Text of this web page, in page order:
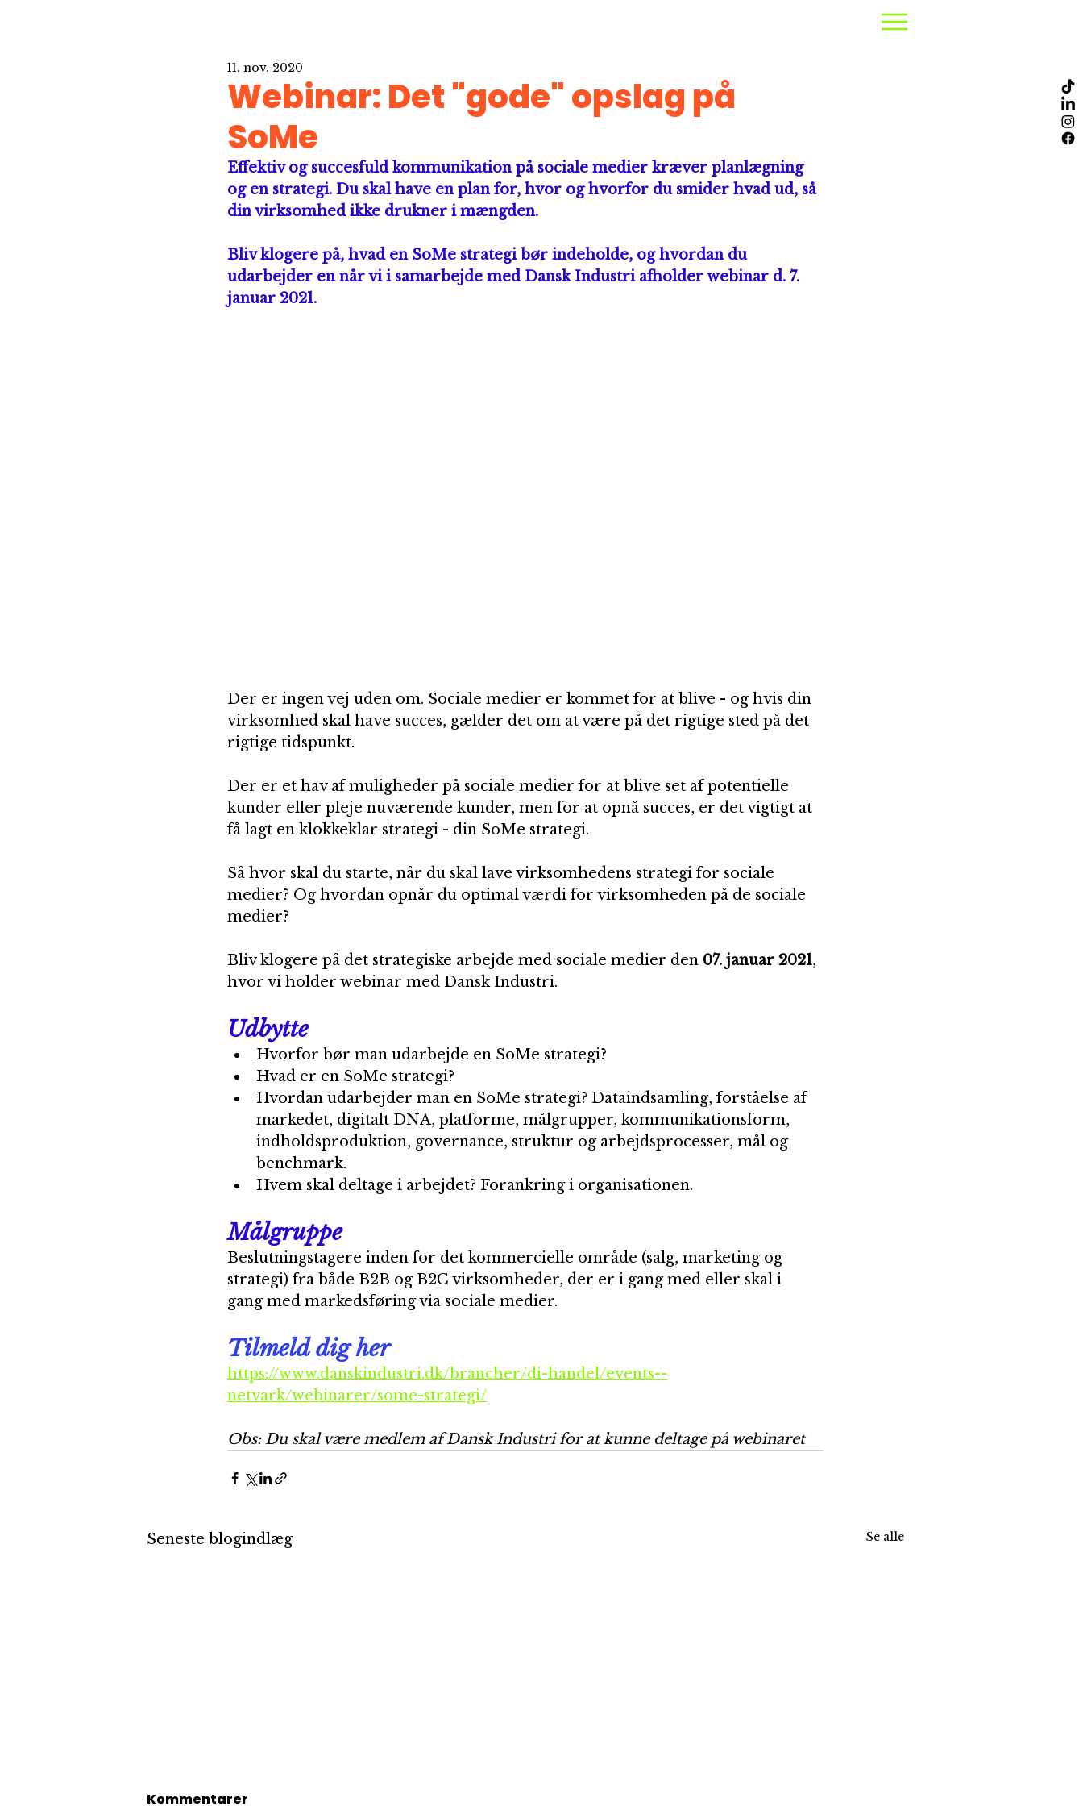
Webinar: Det "gode" opslag på
SoMe
11. nov. 2020
Effektiv og succesfuld kommunikation på sociale medier kræver planlægning
og en strategi. Du skal have en plan for, hvor og hvorfor du smider hvad ud, så
din virksomhed ikke drukner i mængden.
Bliv klogere på, hvad en SoMe strategi bør indeholde, og hvordan du
udarbejder en når vi i samarbejde med Dansk Industri afholder webinar d. 7.
januar 2021.
Der er ingen vej uden om. Sociale medier er kommet for at blive - og hvis din
virksomhed skal have succes, gælder det om at være på det rigtige sted på det
rigtige tidspunkt.
Der er et hav af muligheder på sociale medier for at blive set af potentielle
kunder eller pleje nuværende kunder, men for at opnå succes, er det vigtigt at
få lagt en klokkeklar strategi - din SoMe strategi.
Så hvor skal du starte, når du skal lave virksomhedens strategi for sociale
medier? Og hvordan opnår du optimal værdi for virksomheden på de sociale
medier?
Bliv klogere på det strategiske arbejde med sociale medier den 07. januar 2021,
hvor vi holder webinar med Dansk Industri.
Udbytte
Hvorfor bør man udarbejde en SoMe strategi?
Hvad er en SoMe strategi?
Hvordan udarbejder man en SoMe strategi? Dataindsamling, forståelse af
markedet, digitalt DNA, platforme, målgrupper, kommunikationsform,
indholdsproduktion, governance, struktur og arbejdsprocesser, mål og
benchmark.
Hvem skal deltage i arbejdet? Forankring i organisationen.
Målgruppe
Beslutningstagere inden for det kommercielle område (salg, marketing og
strategi) fra både B2B og B2C virksomheder, der er i gang med eller skal i
gang med markedsføring via sociale medier.
Tilmeld dig her
https://www.danskindustri.dk/brancher/di-handel/events--
netvark/webinarer/some-strategi/
Obs: Du skal være medlem af Dansk Industri for at kunne deltage på webinaret
Seneste blogindlæg Se alle
Ny Sikkerhedsrapport
Kommentarer